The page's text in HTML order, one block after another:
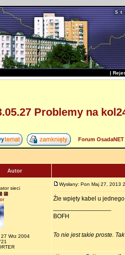
|
Problemy na
Forum
Autor
sieci
27 Wrz 2004
Wysłany: Pon Maj 27, 2013
Źle wpięty kabel u
BOFH
To nie jest takie proste.